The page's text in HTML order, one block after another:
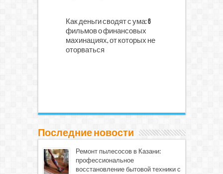
Как деньги сводят с ума: 6
фильмов о финансовых
махинациях, от которых не
оторваться
Последние новости
Ремонт пылесосов в Казани:
профессиональное
восстановление бытовой техники с